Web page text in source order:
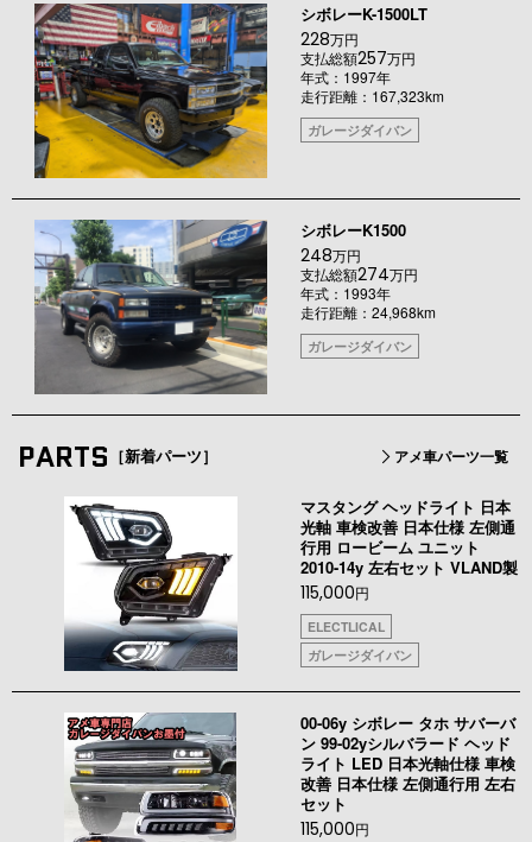
シボレーK-1500LT
228万円
支払総額257万円
年式：1997年
走行距離：167,323km
ガレージダイバン
シボレーK1500
248万円
支払総額274万円
年式：1993年
走行距離：24,968km
ガレージダイバン
PARTS ［新着パーツ］ アメ車パーツ一覧
マスタング ヘッドライト 日本
光軸 車検改善 日本仕様 左側通
行用 ロービーム ユニット
2010-14y 左右セット VLAND製
115,000円
ELECTLICAL
ガレージダイバン
00-06y シボレー タホ サバーバ
ン 99-02yシルバラード ヘッド
ライト LED 日本光軸仕様 車検
改善 日本仕様 左側通行用 左右
セット
115,000円